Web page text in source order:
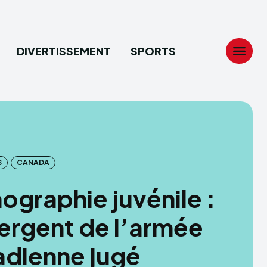
DIVERTISSEMENT SPORTS
CANADA
juvénile :
de l’armée
jugé